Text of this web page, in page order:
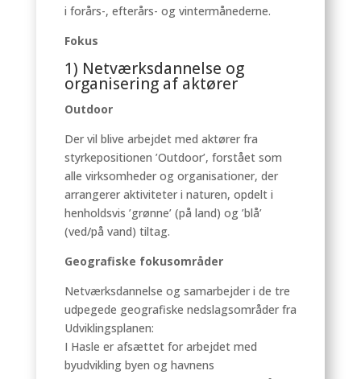
i forårs-, efterårs- og vintermånederne.
Fokus
1) Netværksdannelse og
organisering af aktører
Outdoor
Der vil blive arbejdet med aktører fra
styrkepositionen ’Outdoor’, forstået som
alle virksomheder og organisationer, der
arrangerer aktiviteter i naturen, opdelt i
henholdsvis ’grønne’ (på land) og ’blå’
(ved/på vand) tiltag.
Geografiske fokusområder
Netværksdannelse og samarbejder i de tre
udpegede geografiske nedslagsområder fra
Udviklingsplanen:
I Hasle er afsættet for arbejdet med
byudvikling byen og havnens